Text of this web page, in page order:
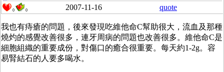
0 0 2007-11-16 quote
我也有痔瘡的問題，後來發現吃維他命C幫助很大，流血及那種
燒灼的感覺改善很多，連牙周病的問題也改善很多。維他命C是
細胞組織的重要成份，對傷口的癒合很重要。每天約1-2g。容
易腎結石的人要多喝水。